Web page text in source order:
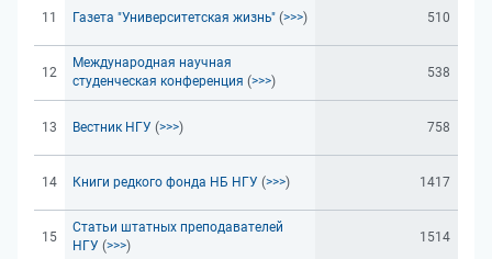
11 Газета "Университетская жизнь" (>>>) 510
12
Международная научная
студенческая конференция (>>>)
538
13 Вестник НГУ (>>>) 758
14 Книги редкого фонда НБ НГУ (>>>) 1417
15
Статьи штатных преподавателей
НГУ (>>>)
1514